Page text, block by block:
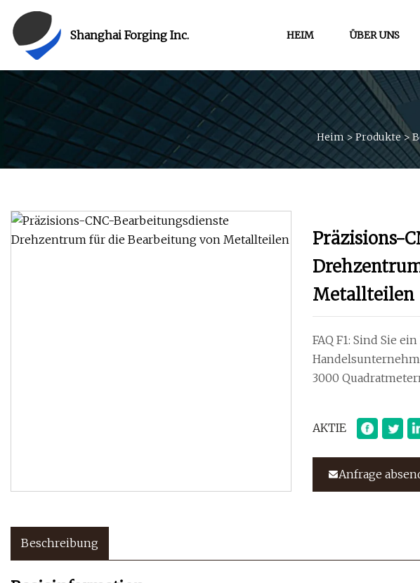
Shanghai Forging Inc. HEIM ÜBER UNS
Heim>Produkte>
Präzisions-
Metallteilen
FAQ F1: Sind Sie
Handelsunternehmen? A1: Wir sind eine
3000
AKTIE
Anfrage
Beschreibung